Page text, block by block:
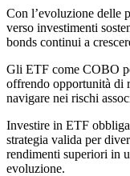
Con l’evoluzione delle
verso investimenti
bonds continui a
Gli ETF come COBO
offrendo opportunità di
navigare nei rischi
Investire in ETF
strategia valida per
rendimenti superiori in
evoluzione.